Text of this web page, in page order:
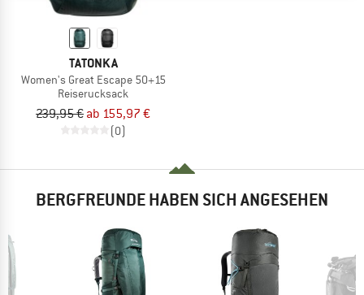
TATONKA
Women's Great Escape 50+15
Reiserucksack
239,95 € ab 155,97 €
(0)
BERGFREUNDE HABEN SICH ANGESEHEN